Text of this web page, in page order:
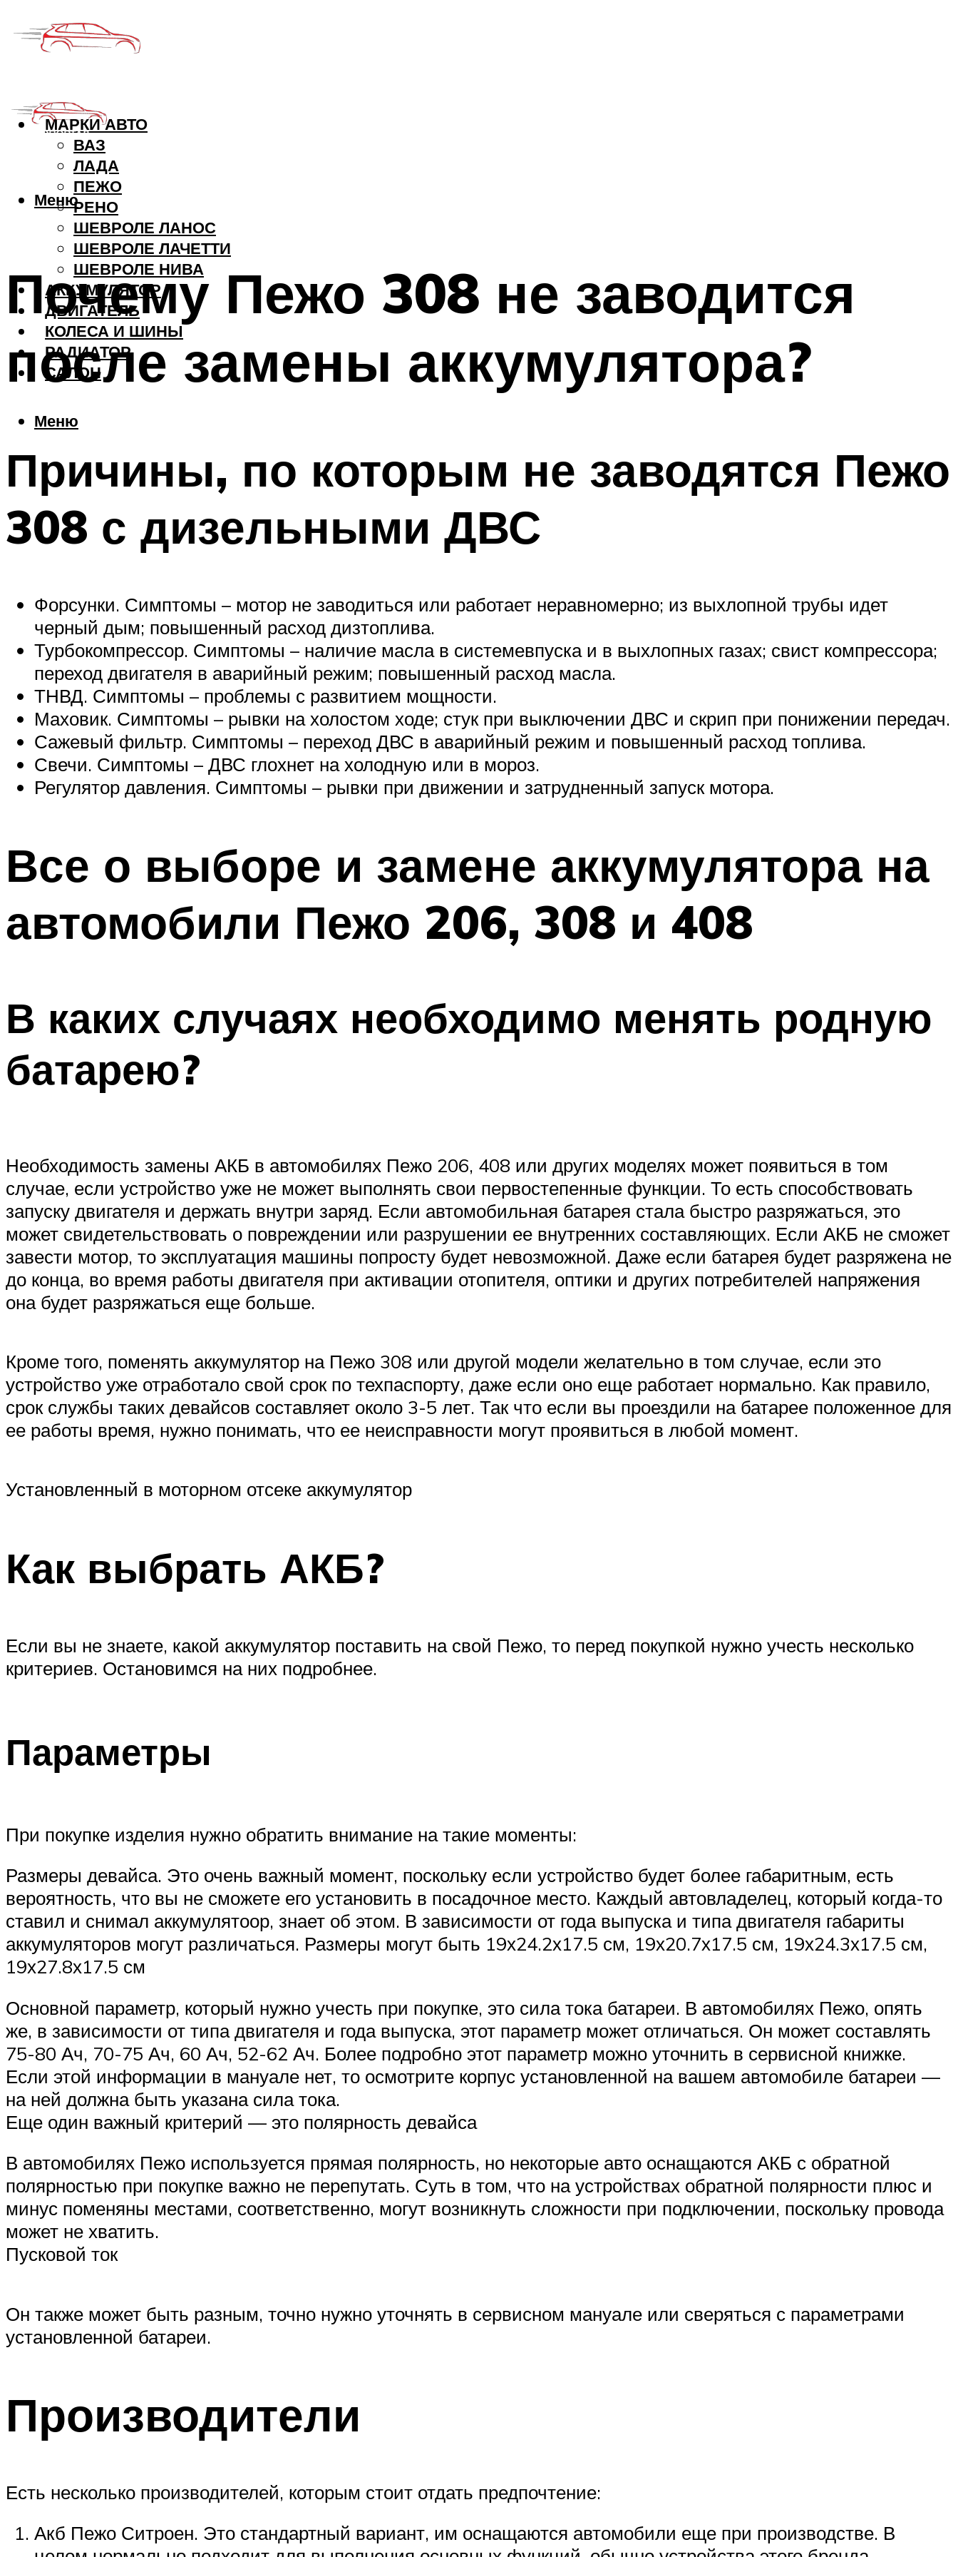
МАРКИ АВТО
ВАЗ
ЛАДА
ПЕЖО
РЕНО
ШЕВРОЛЕ ЛАНОС
ШЕВРОЛЕ ЛАЧЕТТИ
ШЕВРОЛЕ НИВА
АККУМУЛЯТОР
ДВИГАТЕЛЬ
КОЛЕСА И ШИНЫ
РАДИАТОР
САЛОН
Меню
Меню
Почему Пежо 308 не заводится
после замены аккумулятора?
Причины, по которым не заводятся Пежо
308 с дизельными ДВС
Форсунки. Симптомы – мотор не заводиться или работает неравномерно; из выхлопной трубы идет
черный дым; повышенный расход дизтоплива.
Турбокомпрессор. Симптомы – наличие масла в системевпуска и в выхлопных газах; свист компрессора;
переход двигателя в аварийный режим; повышенный расход масла.
ТНВД. Симптомы – проблемы с развитием мощности.
Маховик. Симптомы – рывки на холостом ходе; стук при выключении ДВС и скрип при понижении передач.
Сажевый фильтр. Симптомы – переход ДВС в аварийный режим и повышенный расход топлива.
Свечи. Симптомы – ДВС глохнет на холодную или в мороз.
Регулятор давления. Симптомы – рывки при движении и затрудненный запуск мотора.
Все о выборе и замене аккумулятора на
автомобили Пежо 206, 308 и 408
В каких случаях необходимо менять родную
батарею?
Необходимость замены АКБ в автомобилях Пежо 206, 408 или других моделях может появиться в том
случае, если устройство уже не может выполнять свои первостепенные функции. То есть способствовать
запуску двигателя и держать внутри заряд. Если автомобильная батарея стала быстро разряжаться, это
может свидетельствовать о повреждении или разрушении ее внутренних составляющих. Если АКБ не сможет
завести мотор, то эксплуатация машины попросту будет невозможной. Даже если батарея будет разряжена не
до конца, во время работы двигателя при активации отопителя, оптики и других потребителей напряжения
она будет разряжаться еще больше.
Кроме того, поменять аккумулятор на Пежо 308 или другой модели желательно в том случае, если это
устройство уже отработало свой срок по техпаспорту, даже если оно еще работает нормально. Как правило,
срок службы таких девайсов составляет около 3-5 лет. Так что если вы проездили на батарее положенное для
ее работы время, нужно понимать, что ее неисправности могут проявиться в любой момент.
Установленный в моторном отсеке аккумулятор
Как выбрать АКБ?
Если вы не знаете, какой аккумулятор поставить на свой Пежо, то перед покупкой нужно учесть несколько
критериев. Остановимся на них подробнее.
Параметры
При покупке изделия нужно обратить внимание на такие моменты:
Размеры девайса. Это очень важный момент, поскольку если устройство будет более габаритным, есть
вероятность, что вы не сможете его установить в посадочное место. Каждый автовладелец, который когда-то
ставил и снимал аккумулятоор, знает об этом. В зависимости от года выпуска и типа двигателя габариты
аккумуляторов могут различаться. Размеры могут быть 19х24.2х17.5 см, 19х20.7х17.5 см, 19х24.3х17.5 см,
19х27.8х17.5 см
Основной параметр, который нужно учесть при покупке, это сила тока батареи. В автомобилях Пежо, опять
же, в зависимости от типа двигателя и года выпуска, этот параметр может отличаться. Он может составлять
75-80 Ач, 70-75 Ач, 60 Ач, 52-62 Ач. Более подробно этот параметр можно уточнить в сервисной книжке.
Если этой информации в мануале нет, то осмотрите корпус установленной на вашем автомобиле батареи —
на ней должна быть указана сила тока.
Еще один важный критерий — это полярность девайса
В автомобилях Пежо используется прямая полярность, но некоторые авто оснащаются АКБ с обратной
полярностью при покупке важно не перепутать. Суть в том, что на устройствах обратной полярности плюс и
минус поменяны местами, соответственно, могут возникнуть сложности при подключении, поскольку провода
может не хватить.
Пусковой ток
Он также может быть разным, точно нужно уточнять в сервисном мануале или сверяться с параметрами
установленной батареи.
Производители
Есть несколько производителей, которым стоит отдать предпочтение:
Акб Пежо Ситроен. Это стандартный вариант, им оснащаются автомобили еще при производстве. В